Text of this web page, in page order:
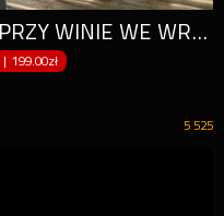
MĘSKI AKT - MALOWANIE PRZY WINIE WE WROCŁAWIU!
|199.00zł
5 525